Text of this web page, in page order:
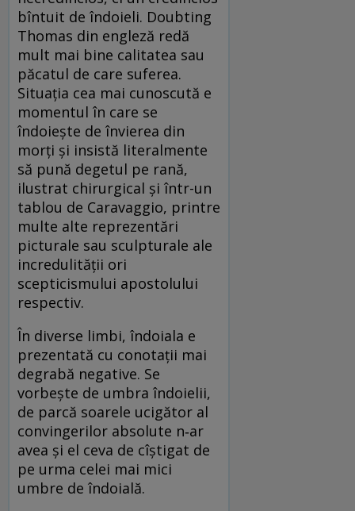
bîntuit de îndoieli. Doubting
Thomas din engleză redă
mult mai bine calitatea sau
păcatul de care suferea.
Situația cea mai cunoscută e
momentul în care se
îndoiește de învierea din
morți și insistă literalmente
să pună degetul pe rană,
ilustrat chirurgical și într-un
tablou de Caravaggio, printre
multe alte reprezentări
picturale sau sculpturale ale
incredulității ori
scepticismului apostolului
respectiv.
În diverse limbi, îndoiala e
prezentată cu conotații mai
degrabă negative. Se
vorbește de umbra îndoielii,
de parcă soarele ucigător al
convingerilor absolute n‑ar
avea și el ceva de cîștigat de
pe urma celei mai mici
umbre de îndoială.